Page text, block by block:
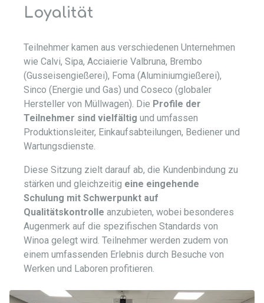
Loyalität
Teilnehmer kamen aus verschiedenen Unternehmen
wie Calvi, Sipa, Acciaierie Valbruna, Brembo
(Gusseisengießerei), Foma (Aluminiumgießerei),
Sinco (Energie und Gas) und Coseco (globaler
Hersteller von Müllwagen). Die Profile der
Teilnehmer sind vielfältig und umfassen
Produktionsleiter, Einkaufsabteilungen, Bediener und
Wartungsdienste.
Diese Sitzung zielt darauf ab, die Kundenbindung zu
stärken und gleichzeitig eine eingehende
Schulung mit Schwerpunkt auf
Qualitätskontrolle anzubieten, wobei besonderes
Augenmerk auf die spezifischen Standards von
Winoa gelegt wird. Teilnehmer werden zudem von
einem umfassenden Erlebnis durch Besuche von
Werken und Laboren profitieren.